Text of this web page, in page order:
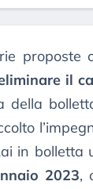
proposte
il
della
in
2023,
3 agosto 2026